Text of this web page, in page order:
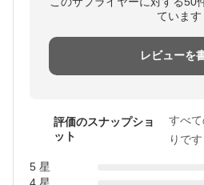
ています
レビューを
評価のスナップショ
ット
すべ
りです
5 星